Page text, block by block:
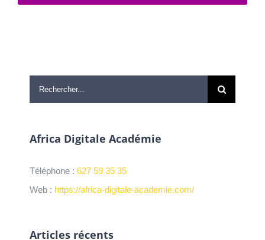
Rechercher:
Africa Digitale Académie
Téléphone : 627 59 35 35
Web : https://africa-digitale-academie.com/
Articles récents